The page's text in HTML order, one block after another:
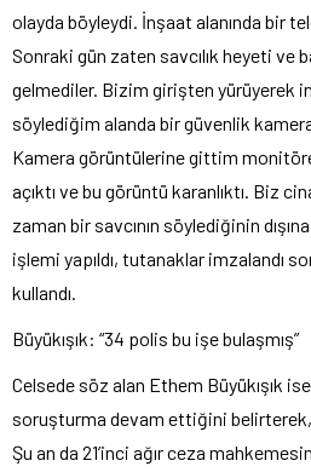
olayda böyleydi. İnşaat alanında bir
Sonraki gün zaten savcılık heyeti ve
gelmediler. Bizim girişten yürüyerek
söylediğim alanda bir güvenlik
Kamera görüntülerine gittim
açıktı ve bu görüntü karanlıktı. Biz
zaman bir savcının söylediğinin
işlemi yapıldı, tutanaklar imzalandı
kullandı.
Büyükışık: “34 polis bu işe bulaşmış”
Celsede söz alan Ethem Büyükışık
soruşturma devam ettiğini belirterek,
Şu an da 21’inci ağır ceza